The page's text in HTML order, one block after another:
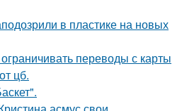
в пластике на новых
переводы с карты
цб.